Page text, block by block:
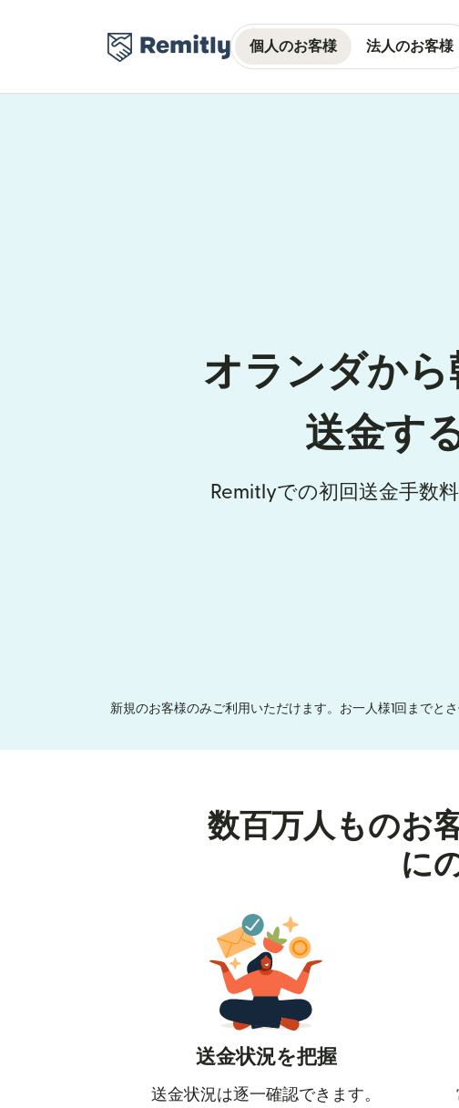
個人のお客様 法人のお客様
オランダから
送金す
Remitlyでの初回送金手数
新規のお客様のみご利用いただけます。お一人様1回までと
数百万人ものお
に
送金状況を把握
送金状況は逐一確認できます。